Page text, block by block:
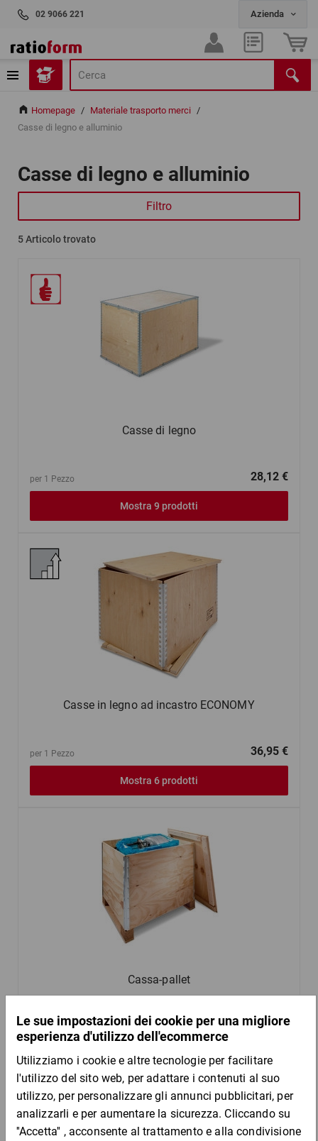
02 9066 221
Homepage / Materiale trasporto merci /
Casse di legno e alluminio
Casse di legno e alluminio
Filtro
5Articolo trovato
Casse di legno
per 1 Pezzo 28,12 €
Mostra 9 prodotti
Casse in legno ad incastro ECONOMY
per 1 Pezzo 36,95 €
Mostra 6 prodotti
Cassa-pallet
per 1 Pezzo 46,80 €
Mostra 5 prodotti